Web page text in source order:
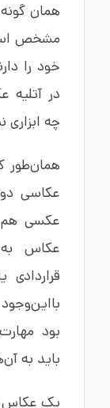
همان
مشخص
خود را
در آتلیه
چه
همان‌طور
عکاسی
عکسی
عکاس
بود
باید به
یک عکاس